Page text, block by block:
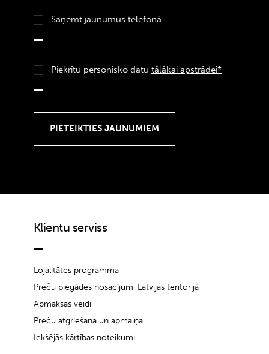
Saņemt jaunumus telefonā
Piekrītu personisko datu tālākai apstrādei*
Klientu serviss
Lojalitātes programma
Preču piegādes nosacījumi Latvijas teritorijā
Apmaksas veidi
Preču atgriešana un apmaiņa
Iekšējās kārtības noteikumi